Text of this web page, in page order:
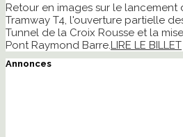
Retour en images sur le
Tramway T4, l'ouverture partielle
Tunnel de la Croix Rousse et la
Pont Raymond Barre. LIRE LE BILLET
Annonces